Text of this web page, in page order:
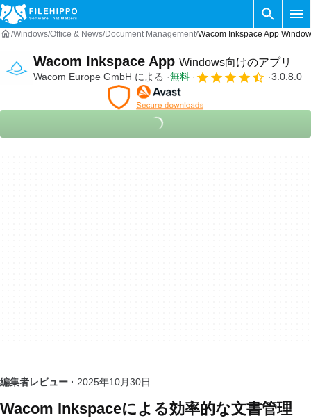
Windows Office & News Document Management Wacom Inkspace App
Wacom Inkspace App Windows向けのアプリ
‪Wacom Europe GmbH‬ による 無料 3.0.8.0
編集者レビュー · 2025年10月30日
Wacom Inkspaceによる効率的な文書管理